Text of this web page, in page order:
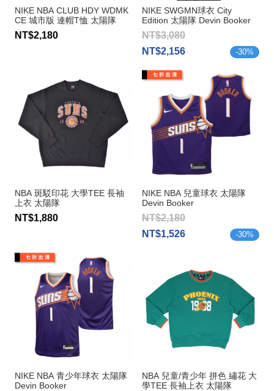
NIKE NBA CLUB HDY WDMK
CE 城市版 連帽T恤 太陽隊
NT$2,180
NIKE SWGMN球衣 City
Edition 太陽隊 Devin Booker
NT$3,080
NT$2,156
-30%
NBA 斑駁印花 大學TEE 長袖
上衣 太陽隊
NT$1,880
NIKE NBA 兒童球衣 太陽隊
Devin Booker
NT$2,180
NT$1,526
-30%
NIKE NBA 青少年球衣 太陽隊
Devin Booker
NBA 兒童/青少年 拼色 繡花 大
學TEE 長袖上衣 太陽隊